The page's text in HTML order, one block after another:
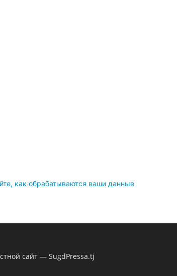
как обрабатываются ваши данные
сайт — SugdPressa.tj